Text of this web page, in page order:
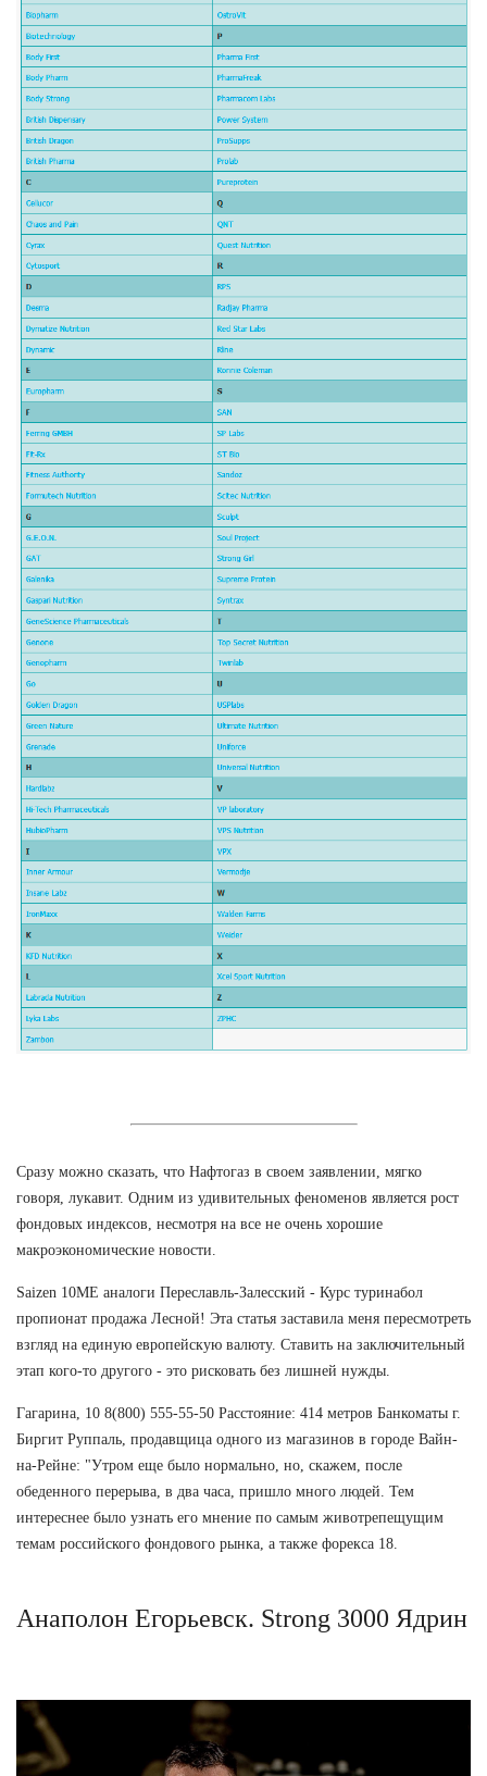
Сразу можно сказать, что Нафтогаз в своем заявлении, мягко
говоря, лукавит. Одним из удивительных феноменов является рост
фондовых индексов, несмотря на все не очень хорошие
макроэкономические новости.
Saizen 10ME аналоги Переславль-Залесский - Курс туринабол
пропионат продажа Лесной! Эта статья заставила меня пересмотреть
взгляд на единую европейскую валюту. Ставить на заключительный
этап кого-то другого - это рисковать без лишней нужды.
Гагарина, 10 8(800) 555-55-50 Расстояние: 414 метров Банкоматы г.
Биргит Руппаль, продавщица одного из магазинов в городе Вайн-
на-Рейне: "Утром еще было нормально, но, скажем, после
обеденного перерыва, в два часа, пришло много людей. Тем
интереснее было узнать его мнение по самым животрепещущим
темам российского фондового рынка, а также форекса 18.
Анаполон Егорьевск. Strong 3000 Ядрин